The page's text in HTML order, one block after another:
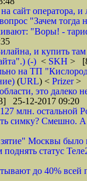
сайт оператора,
"Зачем тогда
"Воры! -
и купить
(-) < SKH >
на ТП
(URL) < Prizer>
это далеко
25-12-2017 09:20
млн. остальной
симку? Смешно. А
Москвы
статус
до 40% всей